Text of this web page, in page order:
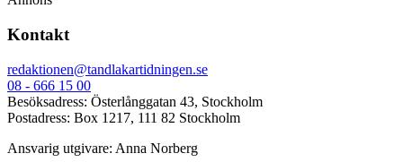
Kontakt
redaktionen@tandlakartidningen.se
08 - 666 15 00
Besöksadress: Österlånggatan 43, Stockholm
Postadress: Box 1217, 111 82 Stockholm
Ansvarig utgivare: Anna Norberg